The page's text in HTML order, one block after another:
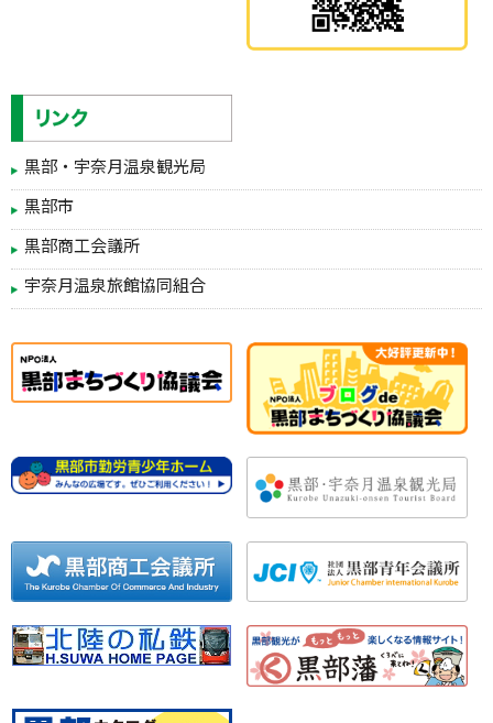
黒部・宇奈月温泉観光局
黒部市
黒部商工会議所
宇奈月温泉旅館協同組合